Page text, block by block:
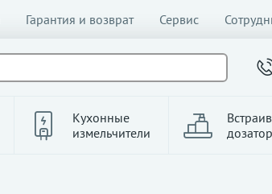
Гарантия и возврат Сервис
Кухонные
измельчители